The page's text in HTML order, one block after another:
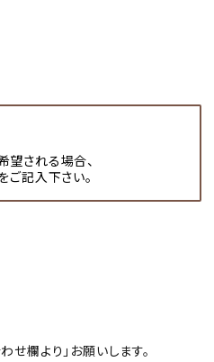
望される場合、
記入下さい。
欄より」お願いします。